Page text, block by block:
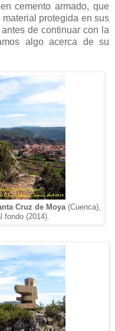
cemento armado, que
protegida en sus
de continuar con la
algo acerca de su
Cruz de Moya(Cuenca),
(2014).